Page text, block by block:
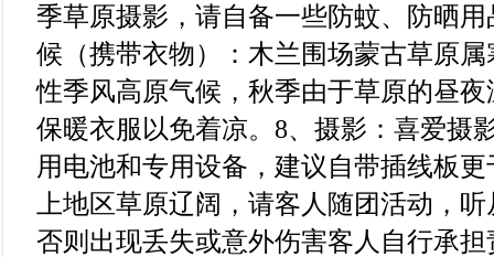
季草原摄影，请自备一些防蚊、防晒
候（携带衣物）：木兰围场蒙古草原
性季风高原气候，秋季由于草原的昼
保暖衣服以免着凉。8、摄影：喜爱摄
用电池和专用设备，建议自带插线板
上地区草原辽阔，请客人随团活动，
否则出现丢失或意外伤害客人自行承